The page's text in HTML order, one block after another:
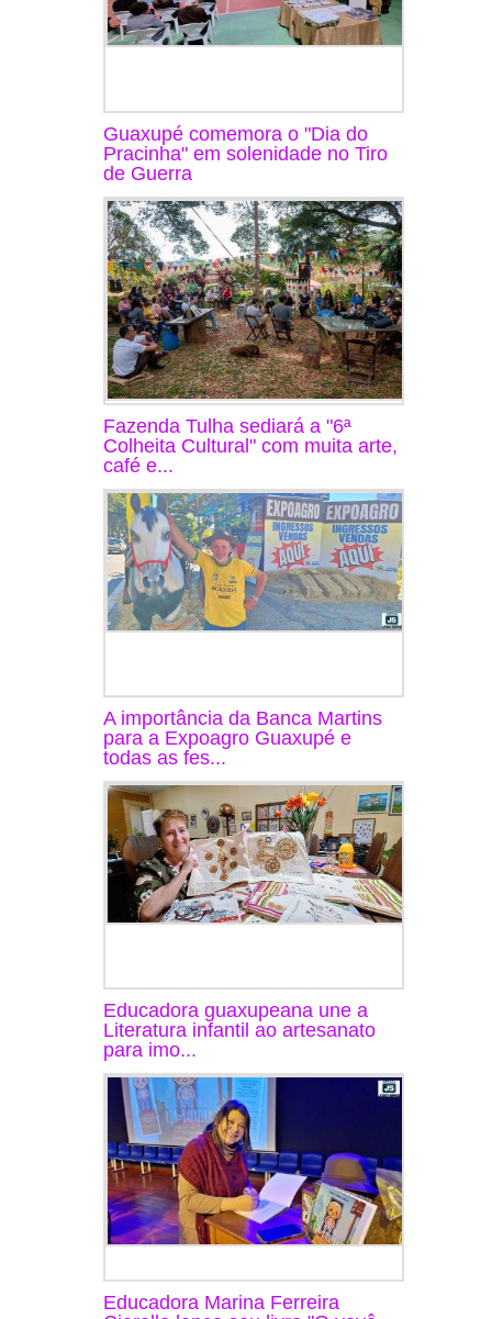
Guaxupé comemora o "Dia do
Pracinha" em solenidade no Tiro
de Guerra
Fazenda Tulha sediará a "6ª
Colheita Cultural" com muita arte,
café e...
A importância da Banca Martins
para a Expoagro Guaxupé e
todas as fes...
Educadora guaxupeana une a
Literatura infantil ao artesanato
para imo...
Educadora Marina Ferreira